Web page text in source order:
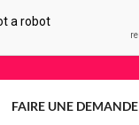
FAIRE UNE DEMANDE